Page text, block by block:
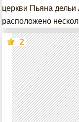
церкви Пьяна
расположено
2